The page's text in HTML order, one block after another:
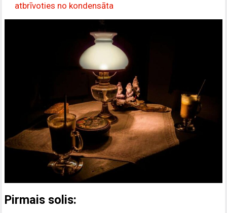
atbrīvoties no kondensāta
Pirmais solis: